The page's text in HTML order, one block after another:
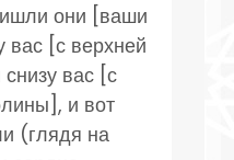
они [ваши
вас [с верхней
вас [с
и вот
(глядя на